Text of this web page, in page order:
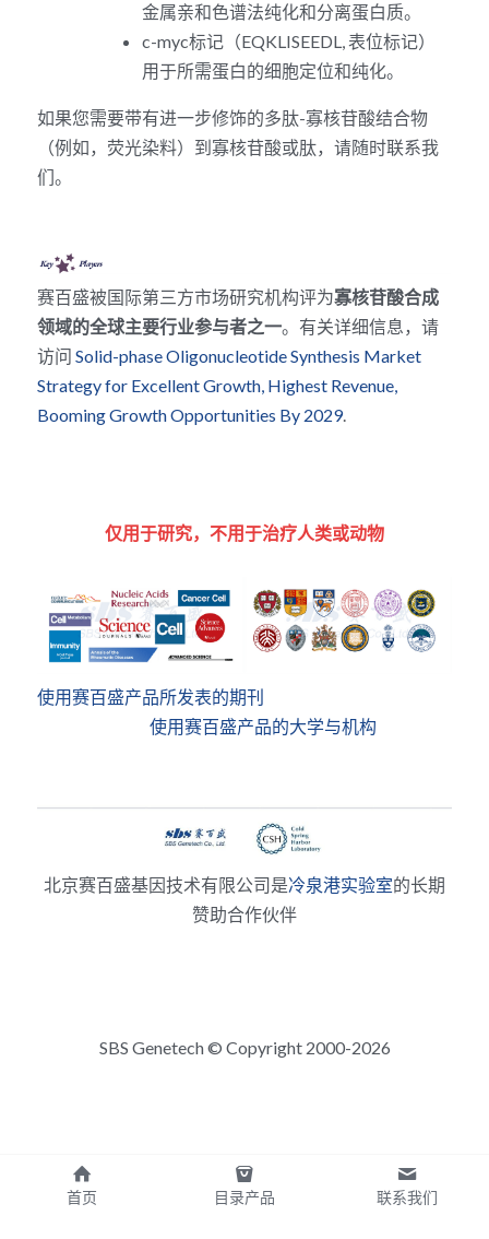
金属亲和色谱法纯化和分离蛋白质。
c-myc标记（EQKLISEEDL, 表位标记）
用于所需蛋白的细胞定位和纯化。
如果您需要带有进一步修饰的多肽-寡核苷酸结合物
（例如，荧光染料）到寡核苷酸或肽，请随时联系我
们。
赛百盛被国际第三方市场研究机构评为寡核苷酸合成
领域的全球主要行业参与者之一。有关详细信息，请
访问 Solid-phase Oligonucleotide Synthesis Market
Strategy for Excellent Growth, Highest Revenue,
Booming Growth Opportunities By 2029.
仅用于研究，不用于治疗人类或动物
使用赛百盛产品所发表的期刊
使用赛百盛产品的大学与机构
北京赛百盛基因技术有限公司是冷泉港实验室的长期
赞助合作伙伴
SBS Genetech © Copyright 2000-2026
首页 目录产品 联系我们